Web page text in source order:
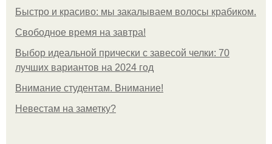
Быстро и красиво: мы закалываем волосы крабиком.
Свободное время на завтра!
Выбор идеальной прически с завесой челки: 70
лучших вариантов на 2024 год
Внимание студентам. Внимание!
Невестам на заметку?